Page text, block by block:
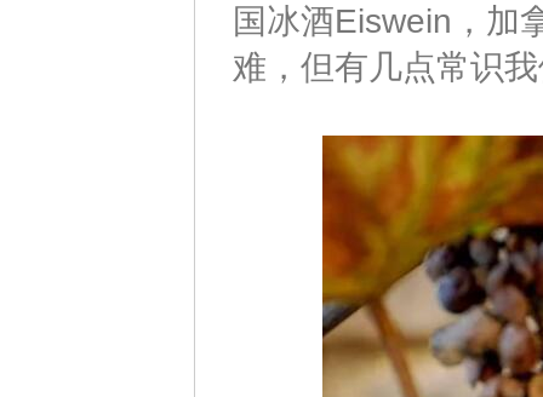
国冰酒Eiswein，加
难，但有几点常识